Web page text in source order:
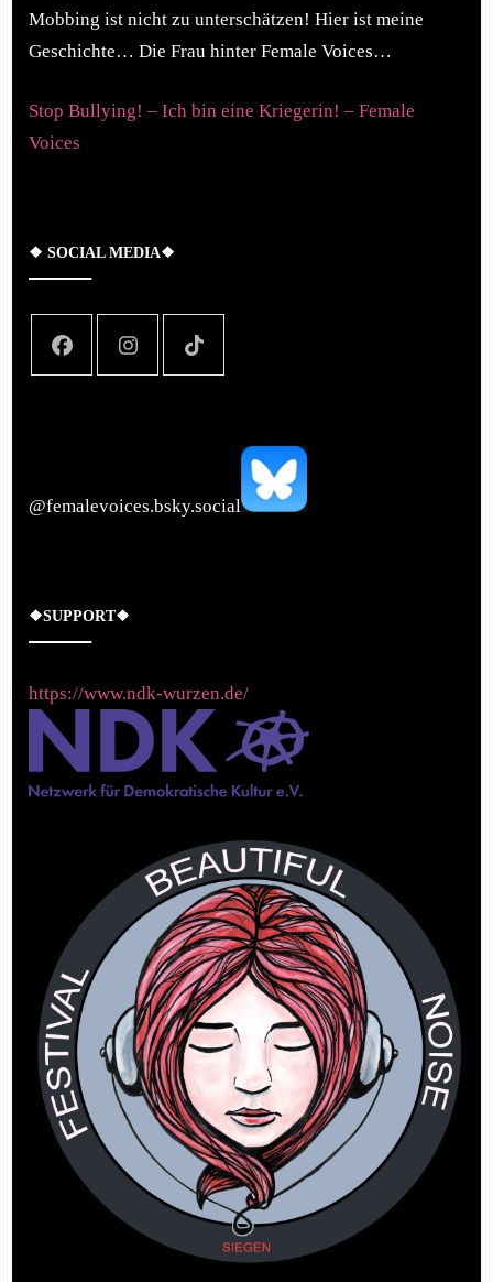
Mobbing ist nicht zu unterschätzen! Hier ist meine
Geschichte… Die Frau hinter Female Voices…
Stop Bullying! – Ich bin eine Kriegerin! – Female
Voices
❖ SOCIAL MEDIA❖
‪@femalevoices.bsky.social‬
❖SUPPORT❖
https://www.ndk-wurzen.de/